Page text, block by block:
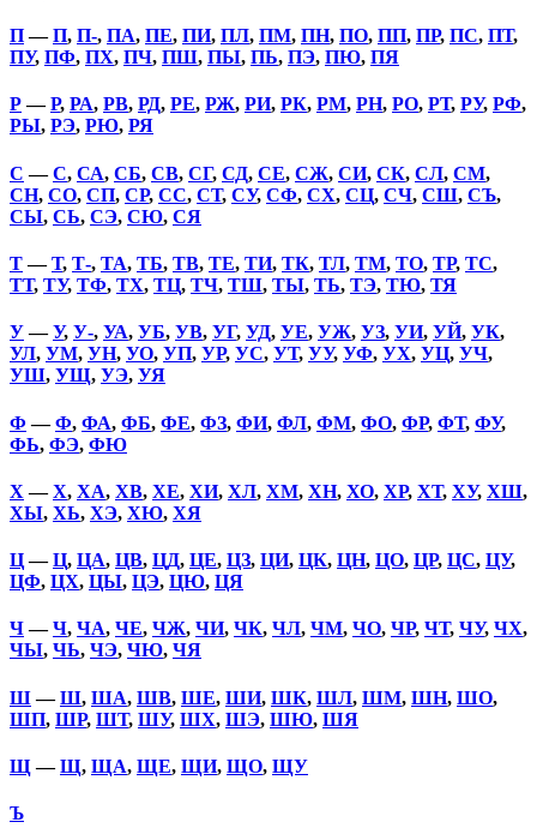
П—П, П-, ПА, ПЕ, ПИ, ПЛ, ПМ, ПН, ПО, ПП, ПР, ПС, ПТ,
ПУ, ПФ, ПХ, ПЧ, ПШ, ПЫ, ПЬ, ПЭ, ПЮ, ПЯ
Р—Р, РА, РВ, РД, РЕ, РЖ, РИ, РК, РМ, РН, РО, РТ, РУ, РФ,
РЫ, РЭ, РЮ, РЯ
С —С, СА, СБ, СВ, СГ, СД, СЕ, СЖ, СИ, СК, СЛ, СМ,
СН, СО, СП, СР, СС, СТ, СУ, СФ, СХ, СЦ, СЧ, СШ, СЪ,
СЫ, СЬ, СЭ, СЮ, СЯ
Т—Т, Т-, ТА, ТБ, ТВ, ТЕ, ТИ, ТК, ТЛ, ТМ, ТО, ТР, ТС,
ТТ, ТУ, ТФ, ТХ, ТЦ, ТЧ, ТШ, ТЫ, ТЬ, ТЭ, ТЮ, ТЯ
У—У, У-, УА, УБ, УВ, УГ, УД, УЕ, УЖ, УЗ, УИ, УЙ, УК,
УЛ, УМ, УН, УО, УП, УР, УС, УТ, УУ, УФ, УХ, УЦ, УЧ,
УШ, УЩ, УЭ, УЯ
Ф —Ф, ФА, ФБ, ФЕ, ФЗ, ФИ, ФЛ, ФМ, ФО, ФР, ФТ, ФУ,
ФЬ, ФЭ, ФЮ
Х —Х, ХА, ХВ, ХЕ, ХИ, ХЛ, ХМ, ХН, ХО, ХР, ХТ, ХУ, ХШ,
ХЫ, ХЬ, ХЭ, ХЮ, ХЯ
Ц—Ц, ЦА, ЦВ, ЦД, ЦЕ, ЦЗ, ЦИ, ЦК, ЦН, ЦО, ЦР, ЦС, ЦУ,
ЦФ, ЦХ, ЦЫ, ЦЭ, ЦЮ, ЦЯ
Ч—Ч, ЧА, ЧЕ, ЧЖ, ЧИ, ЧК, ЧЛ, ЧМ, ЧО, ЧР, ЧТ, ЧУ, ЧХ,
ЧЫ, ЧЬ, ЧЭ, ЧЮ, ЧЯ
Ш—Ш, ША, ШВ, ШЕ, ШИ, ШК, ШЛ, ШМ, ШН, ШО,
ШП, ШР, ШТ, ШУ, ШХ, ШЭ, ШЮ, ШЯ
Щ —Щ, ЩА, ЩЕ, ЩИ, ЩО, ЩУ
Ъ